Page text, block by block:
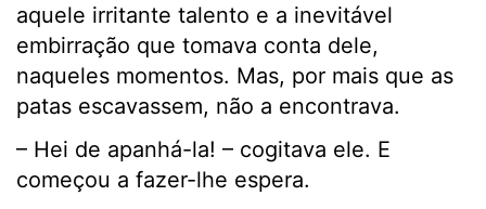
aquele irritante talento e a inevitável
embirração que tomava conta dele,
naqueles momentos. Mas, por mais que as
patas escavassem, não a encontrava.
– Hei de apanhá-la! – cogitava ele. E
começou a fazer-lhe espera.